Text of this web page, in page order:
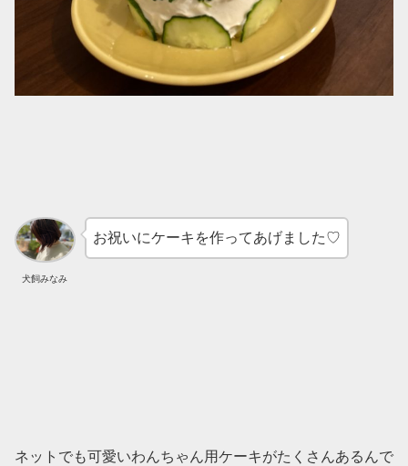
犬飼みなみ
お祝いにケーキを作ってあげました♡
ネットでも可愛いわんちゃん用ケーキがたくさんあるんで